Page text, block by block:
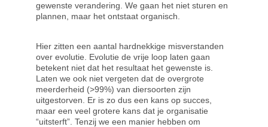
gewenste verandering. We gaan het niet sturen en
plannen, maar het ontstaat organisch.
Hier zitten een aantal hardnekkige misverstanden
over evolutie. Evolutie de vrije loop laten gaan
betekent niet dat het resultaat het gewenste is.
Laten we ook niet vergeten dat de overgrote
meerderheid (>99%) van diersoorten zijn
uitgestorven. Er is zo dus een kans op succes,
maar een veel grotere kans dat je organisatie
“uitsterft”. Tenzij we een manier hebben om